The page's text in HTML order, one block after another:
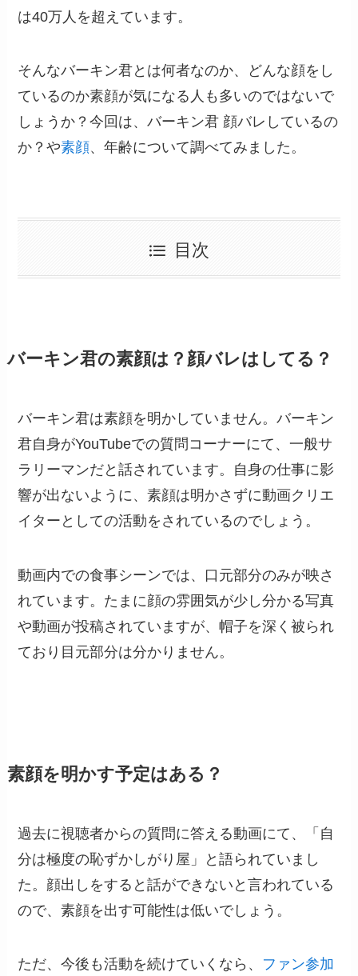
は40万人を超えています。
そんなバーキン君とは何者なのか、どんな顔をし
ているのか素顔が気になる人も多いのではないで
しょうか？今回は、バーキン君 顔バレしているの
か？や素顔、年齢について調べてみました。
目次
バーキン君の素顔は？顔バレはしてる？
バーキン君は素顔を明かしていません。バーキン
君自身がYouTubeでの質問コーナーにて、一般サ
ラリーマンだと話されています。自身の仕事に影
響が出ないように、素顔は明かさずに動画クリエ
イターとしての活動をされているのでしょう。
動画内での食事シーンでは、口元部分のみが映さ
れています。たまに顔の雰囲気が少し分かる写真
や動画が投稿されていますが、帽子を深く被られ
ており目元部分は分かりません。
素顔を明かす予定はある？
過去に視聴者からの質問に答える動画にて、「自
分は極度の恥ずかしがり屋」と語られていまし
た。顔出しをすると話ができないと言われている
ので、素顔を出す可能性は低いでしょう。
ただ、今後も活動を続けていくなら、 ファン参加